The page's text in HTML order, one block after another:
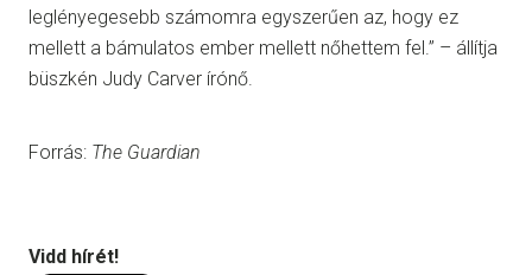
leglényegesebb számomra egyszerűen az, hogy ez
mellett a bámulatos ember mellett nőhettem fel.” – állítja
büszkén Judy Carver írónő.
Forrás: The Guardian
Vidd hírét!